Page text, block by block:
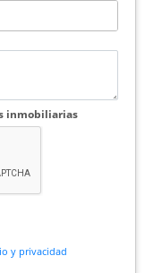
inmobiliarias
y privacidad